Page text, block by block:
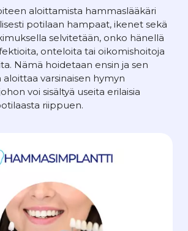
aloittamista hammaslääkäri
potilaan hampaat, ikenet sekä
selvitetään, onko hänellä
onteloita tai oikomishoitoja
Nämä hoidetaan ensin ja sen
varsinaisen hymyn
voi sisältyä useita erilaisia
riippuen.